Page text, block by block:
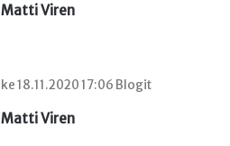
Matti Viren
ke 18.11.2020 17:06 Blogit
Matti Viren